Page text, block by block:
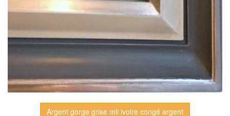
Argent gorge grise mli ivoire congé argent